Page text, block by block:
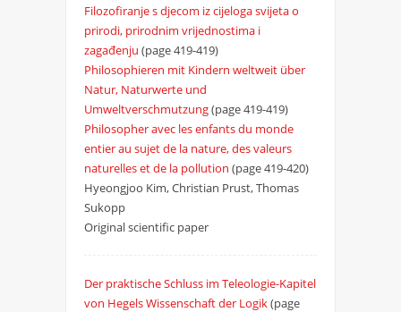
Filozofiranje s djecom iz cijeloga svijeta o
prirodi, prirodnim vrijednostima i
zagađenju (page 419-419)
Philosophieren mit Kindern weltweit über
Natur, Naturwerte und
Umweltverschmutzung(page 419-419)
Philosopher avec les enfants du monde
entier au sujet de la nature, des valeurs
naturelles et de la pollution (page 419-420)
Hyeongjoo Kim, Christian Prust, Thomas
Sukopp
Original scientific paper
Der praktische Schluss im Teleologie-Kapitel
von Hegels Wissenschaft der Logik(page